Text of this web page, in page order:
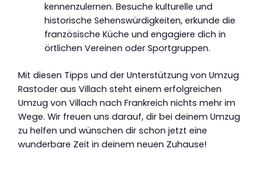
kennenzulernen. Besuche kulturelle und
historische Sehenswürdigkeiten, erkunde die
französische Küche und engagiere dich in
örtlichen Vereinen oder Sportgruppen.
Mit diesen Tipps und der Unterstützung von Umzug
Rastoder aus Villach steht einem erfolgreichen
Umzug von Villach nach Frankreich nichts mehr im
Wege. Wir freuen uns darauf, dir bei deinem Umzug
zu helfen und wünschen dir schon jetzt eine
wunderbare Zeit in deinem neuen Zuhause!